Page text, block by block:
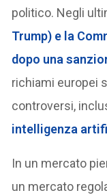
politico. Negli
Trump) e la
dopo una
richiami europei
controversi,
intelligenza
In un mercato
un mercato